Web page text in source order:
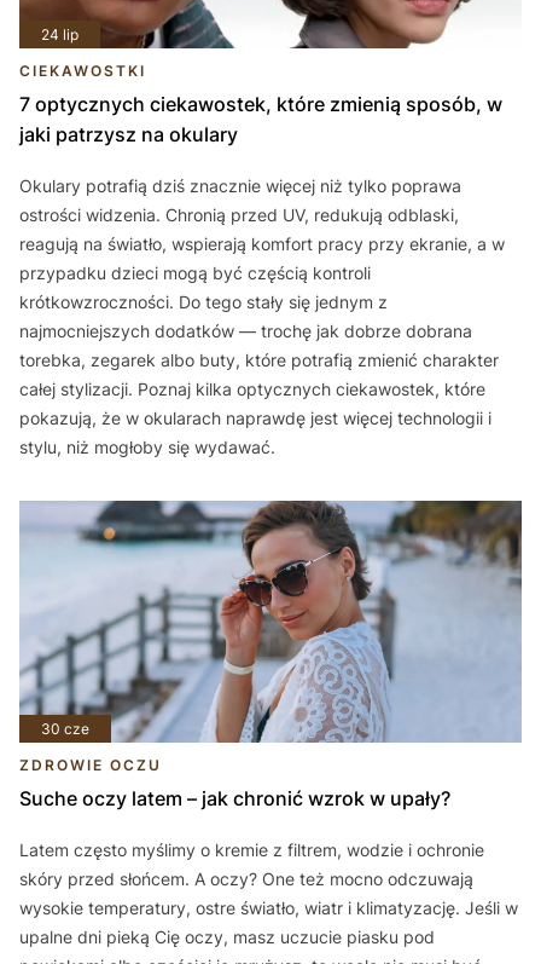
24 lip
CIEKAWOSTKI
7 optycznych ciekawostek, które zmienią sposób, w
jaki patrzysz na okulary
Okulary potrafią dziś znacznie więcej niż tylko poprawa
ostrości widzenia. Chronią przed UV, redukują odblaski,
reagują na światło, wspierają komfort pracy przy ekranie, a w
przypadku dzieci mogą być częścią kontroli
krótkowzroczności. Do tego stały się jednym z
najmocniejszych dodatków — trochę jak dobrze dobrana
torebka, zegarek albo buty, które potrafią zmienić charakter
całej stylizacji. Poznaj kilka optycznych ciekawostek, które
pokazują, że w okularach naprawdę jest więcej technologii i
stylu, niż mogłoby się wydawać.
30 cze
ZDROWIE OCZU
Suche oczy latem – jak chronić wzrok w upały?
Latem często myślimy o kremie z filtrem, wodzie i ochronie
skóry przed słońcem. A oczy? One też mocno odczuwają
wysokie temperatury, ostre światło, wiatr i klimatyzację. Jeśli w
upalne dni pieką Cię oczy, masz uczucie piasku pod